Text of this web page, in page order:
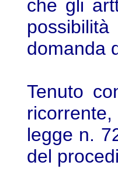
che gli
domanda
Tenuto
legge n.
del